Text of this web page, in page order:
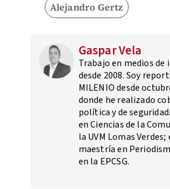
Alejandro Gertz
Gaspar Vela
Trabajo en medios
desde 2008. Soy
MILENIO desde
donde he realizado
política y de
en Ciencias de la
la UVM Lomas
maestría en
en la EPCSG.